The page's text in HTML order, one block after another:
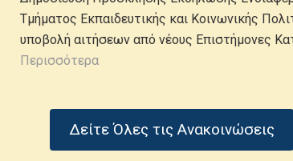
Τμήματος Εκπαιδευτικής και Κοινωνικής
υποβολή αιτήσεων από νέους Επιστήμονες
Περισσότερα
Δείτε Όλες τις Ανακοινώσεις